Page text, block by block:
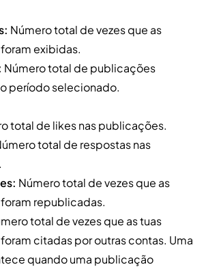
Número total de vezes que as
exibidas.
Número total de publicações
período selecionado.
total de likes nas publicações.
total de respostas nas
Número total de vezes que as
republicadas.
total de vezes que as tuas
citadas por outras contas. Uma
quando uma publicação